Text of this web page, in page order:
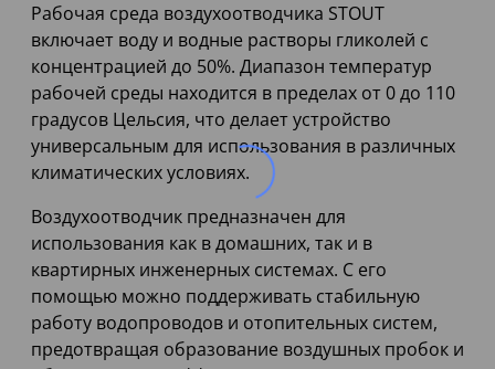
Рабочая среда воздухоотводчика STOUT
включает воду и водные растворы гликолей с
концентрацией до 50%. Диапазон температур
рабочей среды находится в пределах от 0 до 110
градусов Цельсия, что делает устройство
универсальным для использования в различных
климатических условиях.
Воздухоотводчик предназначен для
использования как в домашних, так и в
квартирных инженерных системах. С его
помощью можно поддерживать стабильную
работу водопроводов и отопительных систем,
предотвращая образование воздушных пробок и